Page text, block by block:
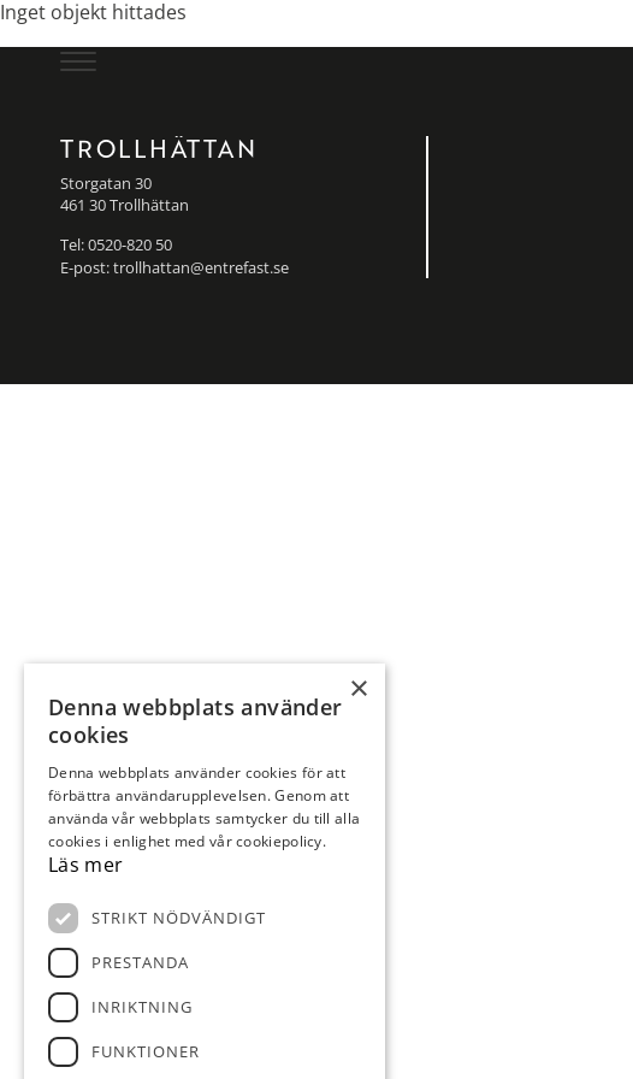
Inget objekt hittades
TROLLHÄTTAN
Storgatan 30
461 30 Trollhättan
Tel:0520-820 50
E-post:trollhattan@entrefast.se
×
Denna webbplats använder
cookies
Denna webbplats använder cookies för att
förbättra användarupplevelsen. Genom att
använda vår webbplats samtycker du till alla
cookies i enlighet med vår cookiepolicy.
Läs mer
STRIKT NÖDVÄNDIGT
PRESTANDA
INRIKTNING
FUNKTIONER